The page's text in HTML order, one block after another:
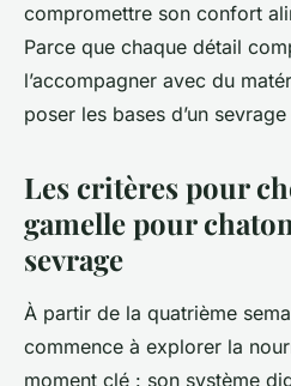
compromettre son confort
Parce que chaque détail
l’accompagner avec du
poser les bases d’un
Les critères pour
gamelle pour
sevrage
À partir de la quatrième
commence à explorer la
moment clé : son système